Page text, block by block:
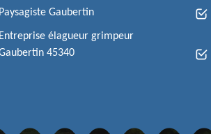
Paysagiste Gaubertin
Entreprise élagueur grimpeur
45340